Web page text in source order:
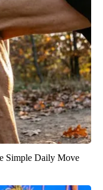
Simple Daily Move